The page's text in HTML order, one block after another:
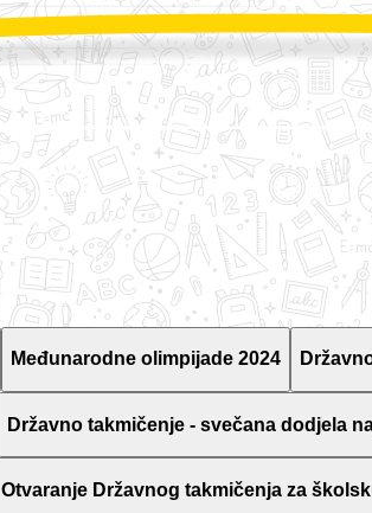
Međunarodne olimpijade 2024
Državno takmičenje - svečana dodjela
Otvaranje Državnog takmičenja za